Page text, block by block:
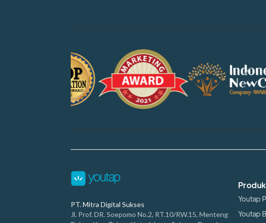
PT. Mitra Digital Sukses
Jl. Prof. DR. Soepomo No.2, RT.10/RW.15, Menteng
Produk
Youtap
Youtap